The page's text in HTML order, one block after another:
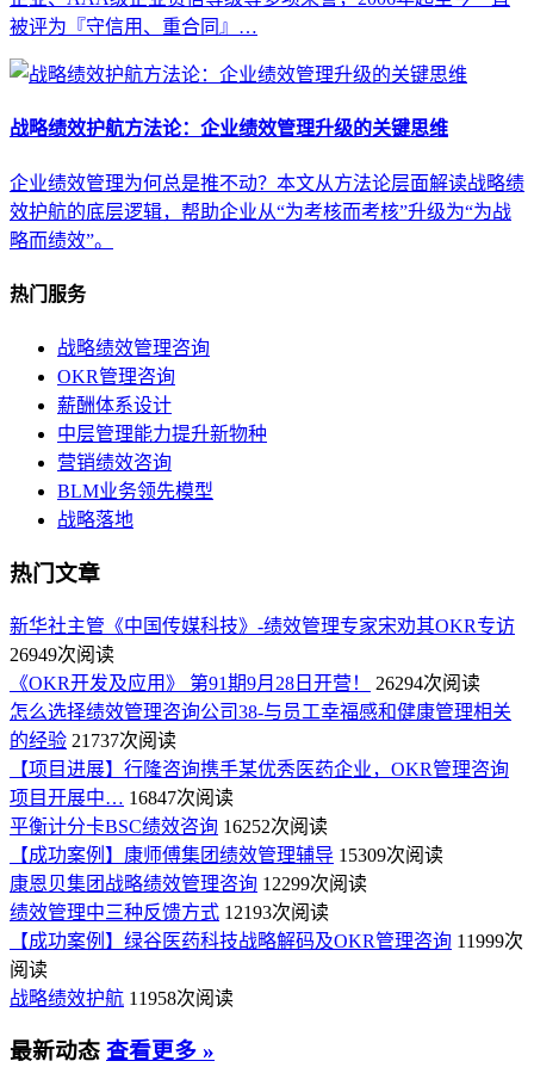
被评为『守信用、重合同』…
战略绩效护航方法论：企业绩效管理升级的关键思维
企业绩效管理为何总是推不动？本文从方法论层面解读战略绩
效护航的底层逻辑，帮助企业从“为考核而考核”升级为“为战
略而绩效”。
热门服务
战略绩效管理咨询
OKR管理咨询
薪酬体系设计
中层管理能力提升新物种
营销绩效咨询
BLM业务领先模型
战略落地
热门文章
新华社主管《中国传媒科技》-绩效管理专家宋劝其OKR专访
26949次阅读
《OKR开发及应用》 第91期9月28日开营！
26294次阅读
怎么选择绩效管理咨询公司38-与员工幸福感和健康管理相关
的经验 21737次阅读
【项目进展】行隆咨询携手某优秀医药企业，OKR管理咨询
项目开展中… 16847次阅读
平衡计分卡BSC绩效咨询 16252次阅读
【成功案例】康师傅集团绩效管理辅导 15309次阅读
康恩贝集团战略绩效管理咨询 12299次阅读
绩效管理中三种反馈方式 12193次阅读
【成功案例】绿谷医药科技战略解码及OKR管理咨询 11999次
阅读
战略绩效护航 11958次阅读
最新动态 查看更多 »